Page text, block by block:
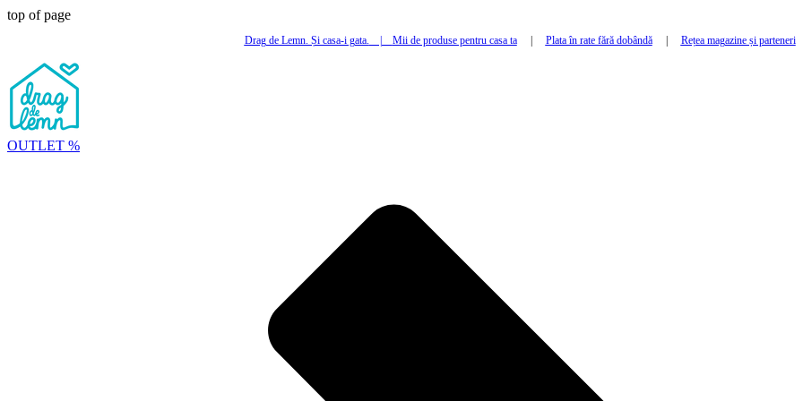
top of page
Drag de Lemn. Și casa-i gata. Mii de produse pentru casa ta| Plata în rate fără dobândă| Rețea magazine și parteneri
OUTLET %